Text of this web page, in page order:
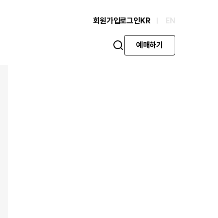
회원가입로그인KR EN
예매하기